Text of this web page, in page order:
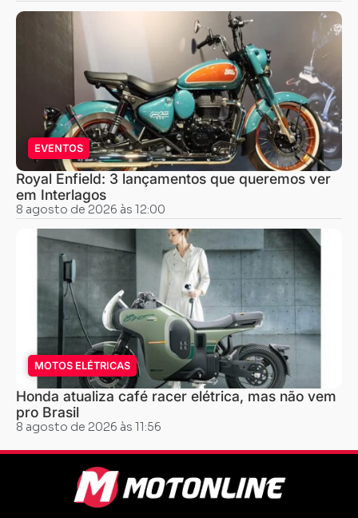
EVENTOS
Royal Enfield: 3 lançamentos que queremos ver
em Interlagos
8 agosto de 2026 às 12:00
MOTOS ELÉTRICAS
Honda atualiza café racer elétrica, mas não vem
pro Brasil
8 agosto de 2026 às 11:56